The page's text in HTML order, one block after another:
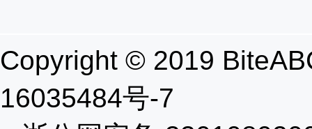
Copyright © 2019
16035484号-7